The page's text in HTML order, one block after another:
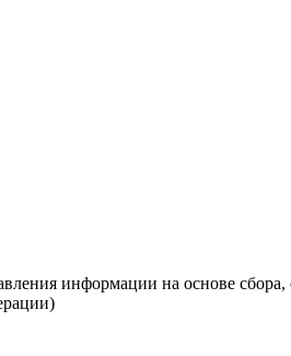
информации на основе сбора,